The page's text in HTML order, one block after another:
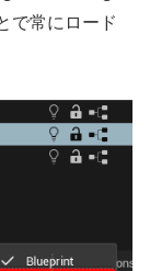
で常にロード